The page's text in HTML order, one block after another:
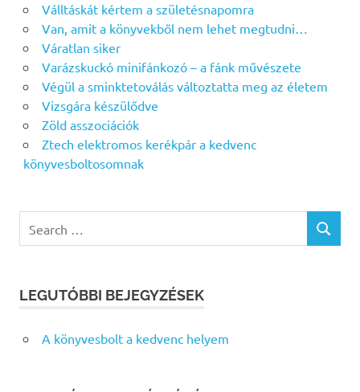
Válltáskát kértem a születésnapomra
Van, amit a könyvekből nem lehet megtudni…
Váratlan siker
Varázskuckó minifánkozó – a fánk művészete
Végül a sminktetoválás változtatta meg az életem
Vizsgára készülődve
Zöld asszociációk
Ztech elektromos kerékpár a kedvenc
könyvesboltosomnak
for:
SEARCH
LEGUTÓBBI BEJEGYZÉSEK
A könyvesbolt a kedvenc helyem